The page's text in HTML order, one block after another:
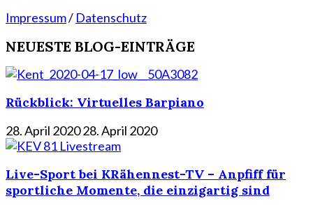
Impressum/ Datenschutz
NEUESTE BLOG-EINTRÄGE
Rückblick: Virtuelles Barpiano
28. April 202028. April 2020
Live-Sport bei KRähennest-TV – Anpfiff für
sportliche Momente, die einzigartig sind